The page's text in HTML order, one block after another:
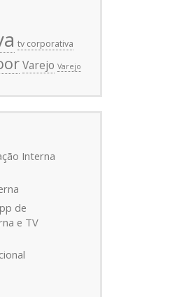
tv corporativa
Varejo Varejo
Interna
de
e TV